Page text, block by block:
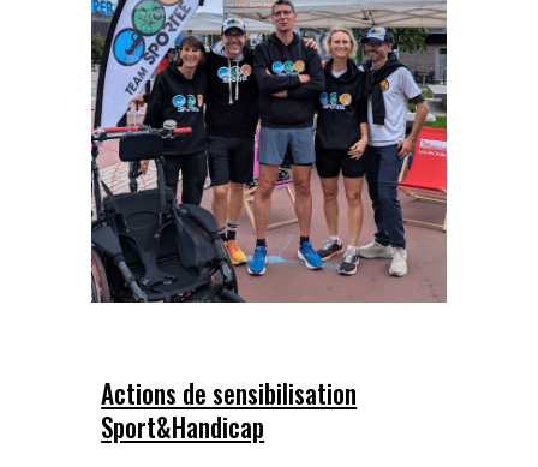
Actions de sensibilisation
Sport&Handicap